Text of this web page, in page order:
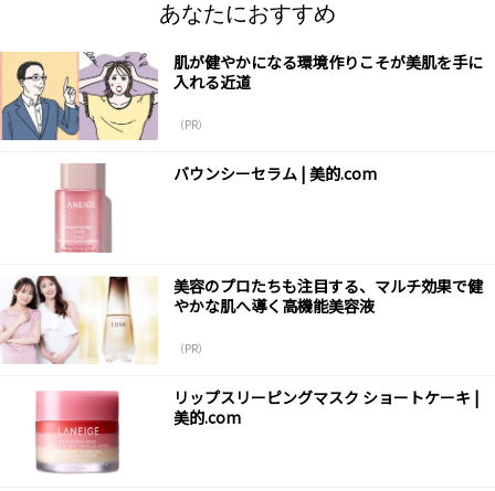
あなたにおすすめ
肌が健やかになる環境作りこそが美肌を手に
入れる近道
（PR）
バウンシーセラム | 美的.com
美容のプロたちも注目する、マルチ効果で健
やかな肌へ導く高機能美容液
（PR）
リップスリーピングマスク ショートケーキ |
美的.com